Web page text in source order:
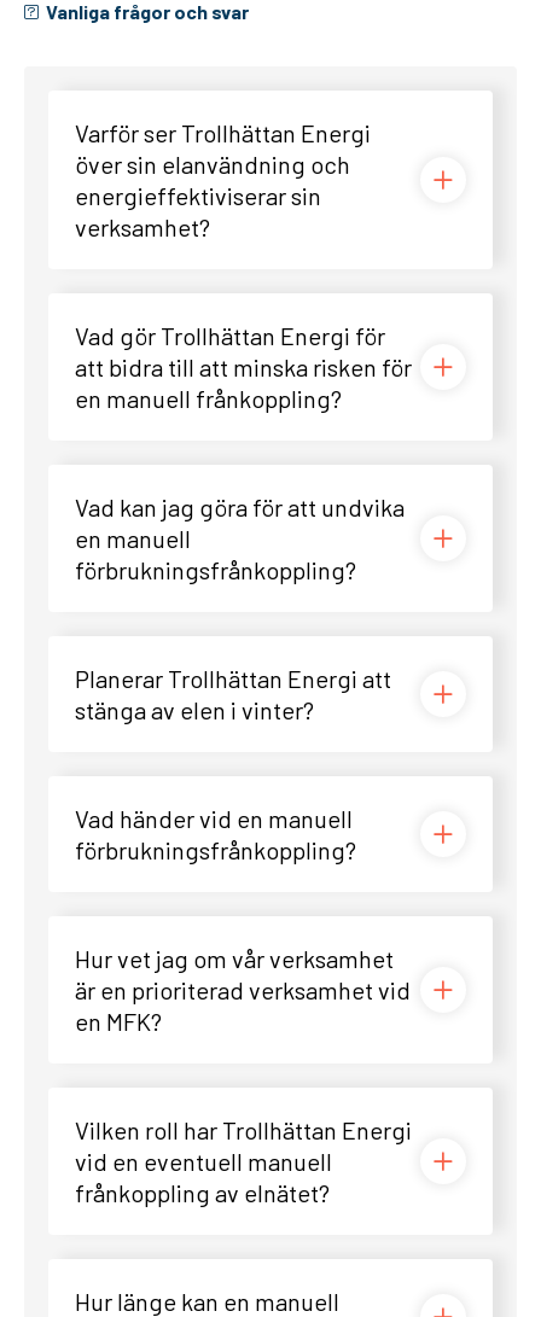
Vanliga frågor och svar
Varför ser Trollhättan Energi
över sin elanvändning och
energieffektiviserar sin
verksamhet?
Vad gör Trollhättan Energi för
att bidra till att minska risken för
en manuell frånkoppling?
Vad kan jag göra för att undvika
en manuell
förbrukningsfrånkoppling?
Planerar Trollhättan Energi att
stänga av elen i vinter?
Vad händer vid en manuell
förbrukningsfrånkoppling?
Hur vet jag om vår verksamhet
är en prioriterad verksamhet vid
en MFK?
Vilken roll har Trollhättan Energi
vid en eventuell manuell
frånkoppling av elnätet?
Hur länge kan en manuell